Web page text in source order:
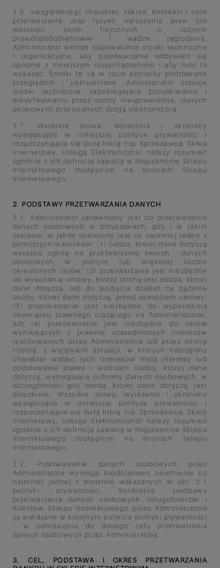
1.6. Uwzględniając charakter, zakres, kontekst i cele
przetwarzania oraz ryzyko naruszenia praw lub
wolności osób fizycznych o różnym
prawdopodobieństwie i wadze zagrożenia,
Administrator wdraża odpowiednie środki techniczne
i organizacyjne, aby przetwarzanie odbywało się
zgodnie z niniejszym rozporządzeniem i aby móc to
wykazać. Środki te są w razie potrzeby poddawane
przeglądom i uaktualniane. Administrator stosuje
środki techniczne zapobiegające pozyskiwaniu i
modyfikowaniu przez osoby nieuprawnione, danych
osobowych przesyłanych drogą elektroniczną.
1.7. Wszelkie słowa, wyrażenia i akronimy
występujące w niniejszej polityce prywatności i
rozpoczynające się dużą literą (np. Sprzedawca, Sklep
Internetowy, Usługa Elektroniczna) należy rozumieć
zgodnie z ich definicją zawartą w Regulaminie Sklepu
Internetowego dostępnym na stronach Sklepu
Internetowego.
2. PODSTAWY PRZETWARZANIA DANYCH
2.1. Administrator uprawniony jest do przetwarzania
danych osobowych w przypadkach, gdy i w takim
zakresie, w jakim spełniony jest co najmniej jeden z
poniższych warunków: (1) osoba, której dane dotyczą
wyraziła zgodę na przetwarzanie swoich danych
osobowych w jednym lub większej liczbie
określonych celów; (2) przetwarzanie jest niezbędne
do wykonania umowy, której stroną jest osoba, której
dane dotyczą, lub do podjęcia działań na żądanie
osoby, której dane dotyczą, przed zawarciem umowy;
(3) przetwarzanie jest niezbędne do wypełnienia
obowiązku prawnego ciążącego na Administratorze;
lub (4) przetwarzanie jest niezbędne do celów
wynikających z prawnie uzasadnionych interesów
realizowanych przez Administratora lub przez stronę
trzecią, z wyjątkiem sytuacji, w których nadrzędny
charakter wobec tych interesów mają interesy lub
podstawowe prawa i wolności osoby, której dane
dotyczą, wymagające ochrony danych osobowych, w
szczególności gdy osoba, której dane dotyczą, jest
dzieckiem. Wszelkie słowa, wyrażenia i akronimy
występujące w niniejszej polityce prywatności i
rozpoczynające się dużą literą (np. Sprzedawca, Sklep
Internetowy, Usługa Elektroniczna) należy rozumieć
zgodnie z ich definicją zawartą w Regulaminie Sklepu
Internetowego dostępnym na stronach Sklepu
Internetowego.
2.2. Przetwarzanie danych osobowych przez
Administratora wymaga każdorazowo zaistnienia co
najmniej jednej z podstaw wskazanych w pkt. 2.1
polityki prywatności. Konkretne podstawy
przetwarzania danych osobowych Usługobiorców i
Klientów Sklepu Internetowego przez Administratora
są wskazane w kolejnym punkcie polityki prywatności
– w odniesieniu do danego celu przetwarzania
danych osobowych przez Administratora.
3. CEL, PODSTAWA I OKRES PRZETWARZANIA